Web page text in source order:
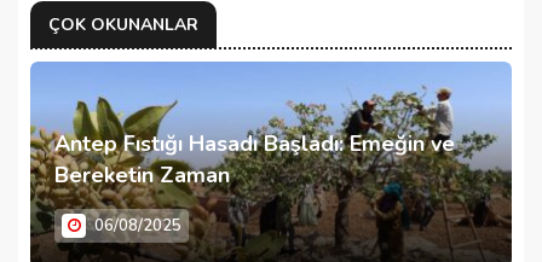
ÇOK OKUNANLAR
Antep Fıstığı Hasadı Başladı: Emeğin ve
Bereketin Zaman
06/08/2025